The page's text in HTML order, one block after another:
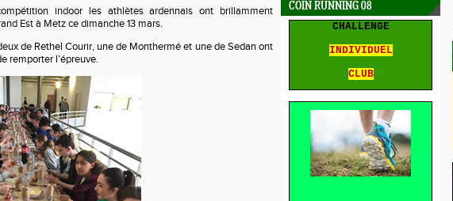
indoor les athlètes ardennais ont brillamment
Est à Metz ce dimanche 13 mars.
de Rethel Courir, une de Monthermé et une de Sedan ont
remporter l’épreuve.
COIN RUNNING 08
CHALLENGE
INDIVIDUEL
CLUB